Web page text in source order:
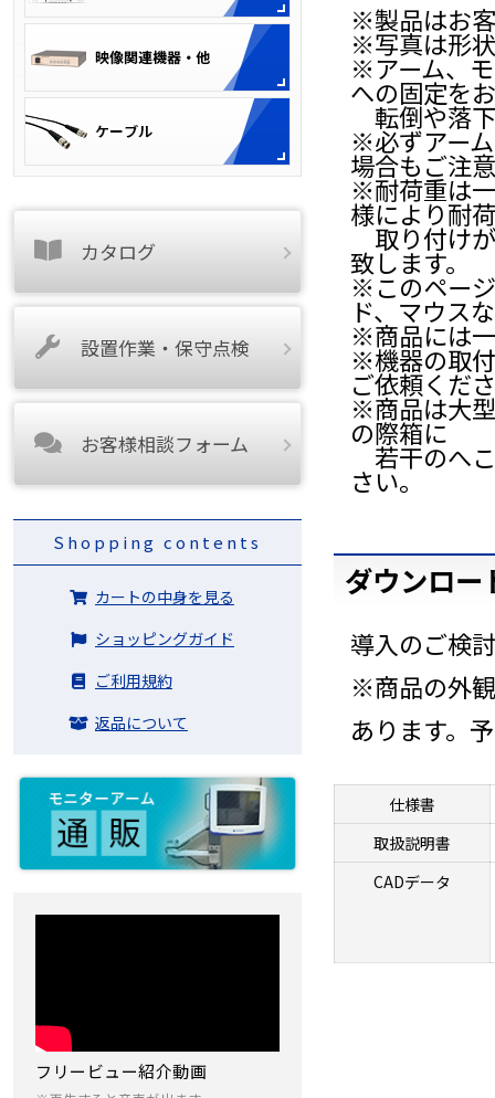
※製品はお
※写真は形
※アーム、
への固定を
転倒や落
※必ずアー
場合もご注
※耐荷重は
様により耐
取り付けが
致します。
※このペー
ド、マウス
※商品には
※機器の取
ご依頼くだ
※商品は大
の際箱に
若干のへこ
さい。
ダウンロー
導入のご検
※商品の外
あります。
仕様書
取扱説明書
CADデータ
カタログ
設置作業・保守点検
お客様相談フォーム
Shopping contents
カートの中身を見る
ショッピングガイド
ご利用規約
返品について
フリービュー紹介動画